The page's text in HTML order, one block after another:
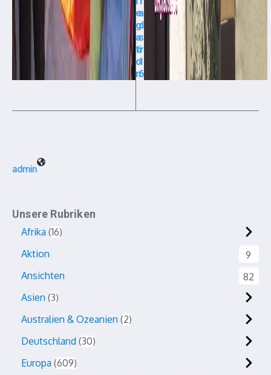
e
g
a
ti
o
n
a
d
s
tr
1
6
admin
Unsere Rubriken
Afrika 16
Aktion
9
Ansichten
82
Asien 3
Australien & Ozeanien 2
Deutschland 30
Europa 609